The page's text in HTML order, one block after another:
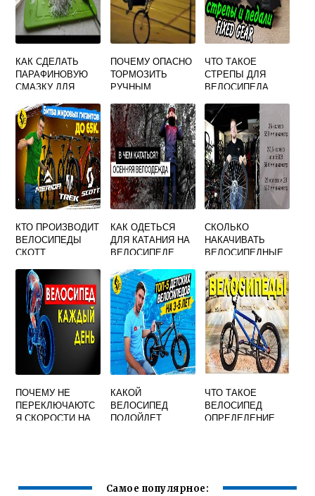
КАК СДЕЛАТЬ
ПАРАФИНОВУЮ
СМАЗКУ ДЛЯ
ВЕЛОСИПЕДА
ПОЧЕМУ ОПАСНО
ТОРМОЗИТЬ
РУЧНЫМ
ТОРМОЗОМ ПРИ
БЫСТРОЙ ЕЗДЕ
НА ВЕЛОСИПЕДЕ
ЧТО ТАКОЕ
СТРЕПЫ ДЛЯ
ВЕЛОСИПЕДА
КТО ПРОИЗВОДИТ
ВЕЛОСИПЕДЫ
СКОТТ
КАК ОДЕТЬСЯ
ДЛЯ КАТАНИЯ НА
ВЕЛОСИПЕДЕ
СКОЛЬКО
НАКАЧИВАТЬ
ВЕЛОСИПЕДНЫЕ
ПОЧЕМУ НЕ
ПЕРЕКЛЮЧАЮТС
Я СКОРОСТИ НА
КАКОЙ
ВЕЛОСИПЕД
ПОДОЙДЕТ
ЧТО ТАКОЕ
ВЕЛОСИПЕД
ОПРЕДЕЛЕНИЕ
Самое популярное: